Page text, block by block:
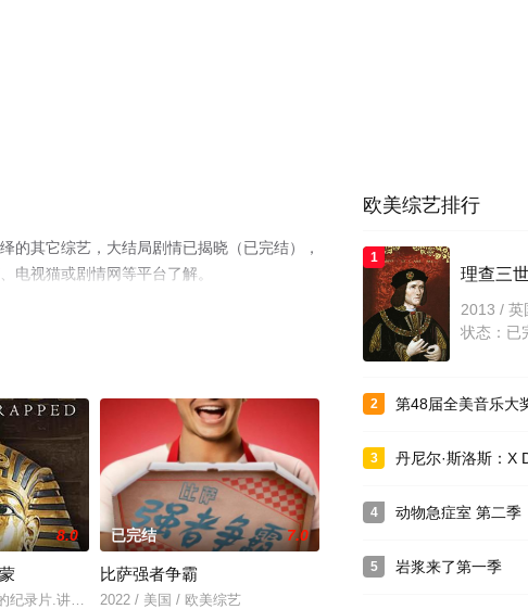
的其它综艺，大结局剧情已揭晓（已完结），
电视猫或剧情网等平台了解。
的美景令人赞不绝口，却给生活在当地的人们带来了非凡的挑战。
8.0
纪录片.讲述传奇一生以及千古谜团的最新探究
已完结 7.0
比萨强者争霸
2022 / 美国 / 欧美综艺
欧美综艺排行
1
理查三
2013 / 英
状态：已
2 第48届全美音乐大
3 丹尼尔·斯洛斯：X
4 动物急症室 第二季
5 岩浆来了第一季